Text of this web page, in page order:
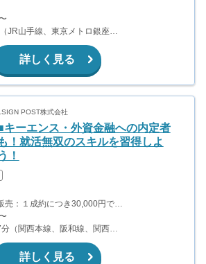
渋谷駅より徒歩5分（JR山手線、東京メトロ銀座・半蔵門・副都心線）
詳しく見る
POST株式会社
キーエンス・外資金融への内定者
も！就活無双のスキルを習得しよ
！
【成果報酬】 訪問販売：１成約につき30,000円です。 例えば、光インターネットの成約であれば、平均的に2.5日で1件の契約が見込めます。（12,000円/1日6時間稼働） ＜月収例＞月に100万以上稼ぐ方もいます！ ・月5件成約：150,000円 ・月15件成約：450,000円 ・月30成約：900,000円➕マネジメントインセンティブ300,000円 合計1,200,000円 時給換算で2,000円程度が、平均的なインターン生の報酬となっています。
JR難波駅から徒歩7分（関西本線、阪和線、関西空港線） 大阪難波駅から徒歩13分（近鉄奈良線、阪神なんば線） 桜川駅から徒歩4分（大阪メトロ千日前線、阪神なんば線）
詳しく見る